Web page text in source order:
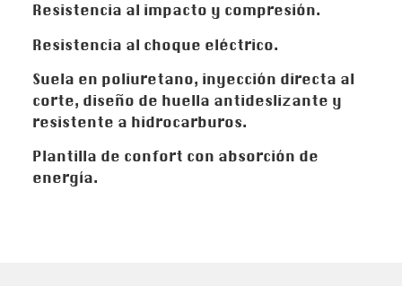
Resistencia al impacto y compresión.
Resistencia al choque eléctrico.
Suela en poliuretano, inyección directa al
corte, diseño de huella antideslizante y
resistente a hidrocarburos.
Plantilla de confort con absorción de
energía.